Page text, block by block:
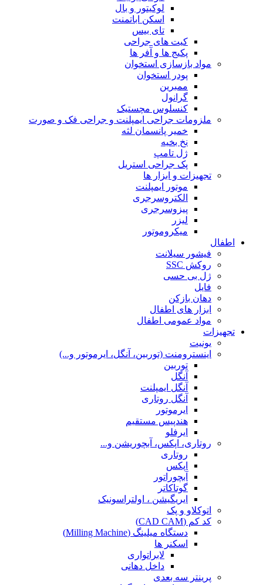
لوکیتور و بال
اسکن اباتمنت
تای بیس
کیت های جراحی
پکیج ها و آفر ها
مواد بازسازی استخوان
پودر استخوان
ممبرین
گرانول
کنسلوس مچستیک
ملزومات جراحی ایمپلنت و جراحی فک و صورت
خمیر پانسمان لثه
نخ بخیه
ژل تامپ
پک جراحی استریل
تجهیزات و ابزار ها
موتور ایمپلنت
الکتروسرجری
پیزوسرجری
لیزر
میکروموتور
اطفال
فیشور سیلانت
روکش SSC
ژل بی حسی
فایل
دهان بازکن
ابزار های اطفال
مواد عمومی اطفال
تجهیزات
یونیت
اینسترومنت (توربین، آنگل، ایرموتور و...)
توربین
آنگل
آنگل ایمپلنت
آنگل روتاری
ایرموتور
هندپیس مستقیم
ایرفلو
روتاری، اپکس، آبچوریشن و...
روتاری
اپکس
آبچوراتور
گوتاکاتر
ایریگیشن ، اولتراسونیک
اتوکلاو و پک
کد کم (CAD CAM)
دستگاه میلینگ (Milling Machine)
اسکنر ها
لابراتواری
داخل دهانی
پرینتر سه بعدی